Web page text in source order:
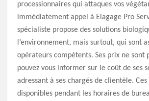
processionnaires qui attaques vos
immédiatement appel à Elagage Pro
spécialiste propose des solutions
l’environnement, mais surtout, qui sont
opérateurs compétents. Ses prix ne sont
pouvez vous informer sur le coût de ses
adressant à ses chargés de clientèle.
disponibles pendant les horaires de